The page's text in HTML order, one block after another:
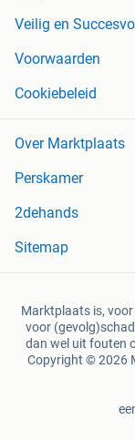
Veilig en
Voorwaarden
Cookiebeleid
Over Marktplaats
Perskamer
2dehands
Sitemap
Marktplaats is,
voor
dan wel uit fouten
Copyright © 2026